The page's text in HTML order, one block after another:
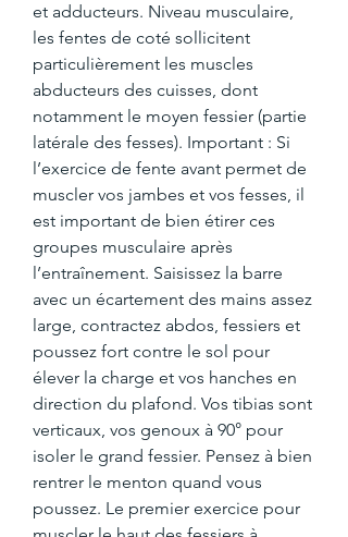
et adducteurs. Niveau musculaire,
les fentes de coté sollicitent
particulièrement les muscles
abducteurs des cuisses, dont
notamment le moyen fessier (partie
latérale des fesses). Important : Si
l’exercice de fente avant permet de
muscler vos jambes et vos fesses, il
est important de bien étirer ces
groupes musculaire après
l’entraînement. Saisissez la barre
avec un écartement des mains assez
large, contractez abdos, fessiers et
poussez fort contre le sol pour
élever la charge et vos hanches en
direction du plafond. Vos tibias sont
verticaux, vos genoux à 90° pour
isoler le grand fessier. Pensez à bien
rentrer le menton quand vous
poussez. Le premier exercice pour